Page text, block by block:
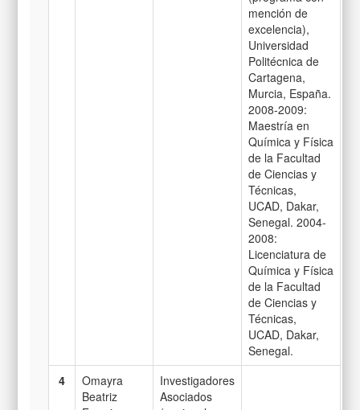
mención de
excelencia),
Universidad
Politécnica de
Cartagena,
Murcia, España.
2008-2009:
Maestría en
Química y Física
de la Facultad
de Ciencias y
Técnicas,
UCAD, Dakar,
Senegal. 2004-
2008:
Licenciatura de
Química y Física
de la Facultad
de Ciencias y
Técnicas,
UCAD, Dakar,
Senegal.
4
Omayra
Beatriz
Investigadores
Asociados